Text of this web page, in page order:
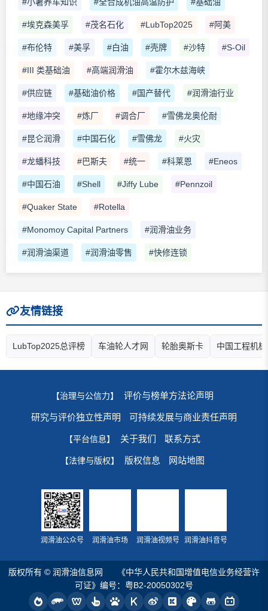
#埃克森美孚 #茂名石化 #LubTop2025 #阿美
#布伦特 #美孚 #白油 #壳牌 #沙特 #S-Oil
#III 类基础油 #高端润滑油 #霍尔木兹海峡
#供应链 #基础油价格 #国产替代 #润滑油行业
#地缘冲突 #炼厂 #调合厂 #雪佛龙奥伦耐
#昆仑润滑 #中国石化 #雪佛龙 #火灾
#龙蟠科技 #巴斯夫 #统一 #科莱恩 #Eneos
#中国石油 #Shell #Jiffy Lube #Pennzoil
#Quaker State #Rotella
#Monomoy Capital Partners #润滑油业务
#润滑油渠道 #润滑油零售 #快修连锁
友情链接
LubTop2025总评榜 车油轮人才网 轮胎奥斯卡 中国工程机
【治理与公信力】 评价与榜单方法论声明
研究与评价独立性声明 可持续发展与商业责任声明
【平台信息】 关于我们 联系方式
【法律与版权】 版权信息 网站地图
润滑油公众号 润滑油市场 润滑油视频号 润滑油抖音号
版权所有 © 润滑油信息网
《中华人民共和国增值电信业务经营许
可证》编号：粤B2-20050302号